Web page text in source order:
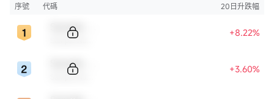
序號 代碼 20日升跌幅
+8.22%
+3.60%